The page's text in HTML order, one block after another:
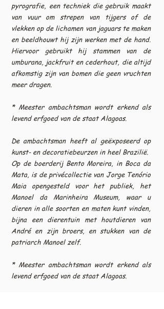
pyrografie, een techniek die gebruik maakt
van vuur om strepen van tijgers of de
vlekken op de lichamen van jaguars te maken
en beeldhouwt hij zijn werken met de hand.
Hiervoor gebruikt hij stammen van de
umburana, jackfruit en cederhout, die altijd
afkomstig zijn van bomen die geen vruchten
meer dragen.
* Meester ambachtsman wordt erkend als
levend erfgoed van de staat Alagoas.
De ambachtsman heeft al geëxposeerd op
kunst- en decoratiebeurzen in heel Brazilië.
Op de boerderij Bento Moreira, in Boca da
Mata, is de privécollectie van Jorge Tenório
Maia opengesteld voor het publiek, het
Manoel da Marinheira Museum, waar u
dieren in alle soorten en maten kunt vinden,
bijna een dierentuin met houtdieren van
André en zijn broers, en stukken van de
patriarch Manoel zelf.
* Meester ambachtsman wordt erkend als
levend erfgoed van de staat Alagoas.